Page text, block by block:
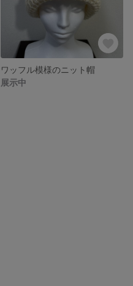
ワッフル模様のニット帽
展示中